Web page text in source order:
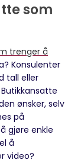
som
trenger å
Konsulenter
tall eller
ønsker, selv
på
gjøre enkle
å
video?